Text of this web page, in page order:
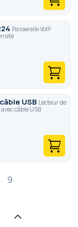
Passerelle VoIP
USB Lecteur de
câble USB
9